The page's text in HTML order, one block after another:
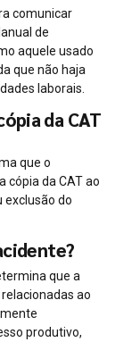
comunicar
de
aquele usado
que não haja
laborais.
da CAT
que o
cópia da CAT ao
exclusão do
que a
ao
produtivo,